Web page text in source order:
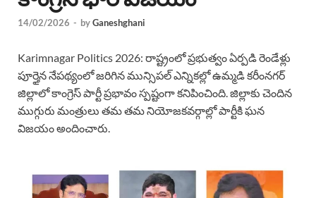
14/02/2026 - byGaneshghani
Karimnagar Politics 2026: రాష్ట్రంలో ప్రభుత్వం ఏర్పడి రెండేళ్లు
పూర్తైన నేపథ్యంలో జరిగిన మున్సిపల్ ఎన్నికల్లో ఉమ్మడి కరీంనగర్
జిల్లాలో కాంగ్రెస్ పార్టీ ప్రభావం స్పష్టంగా కనిపించింది. జిల్లాకు చెందిన
ముగ్గురు మంత్రులు తమ తమ నియోజకవర్గాల్లో పార్టీకి ఘన
విజయం అందించారు.